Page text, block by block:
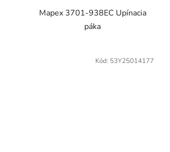
Mapex 3701-938EC Upínacia
páka
Kód: 53Y25014177